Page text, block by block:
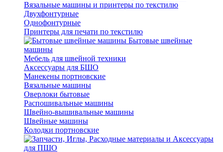
Вязальные машины и принтеры по текстилю
Двухфонтурные
Однофонтурные
Принтеры для печати по текстилю
Бытовые швейные
машины
Мебель для швейной техники
Аксессуары для БШО
Манекены портновские
Вязальные машины
Оверлоки бытовые
Распошивальные машины
Швейно-вышивальные машины
Швейные машины
Колодки портновские